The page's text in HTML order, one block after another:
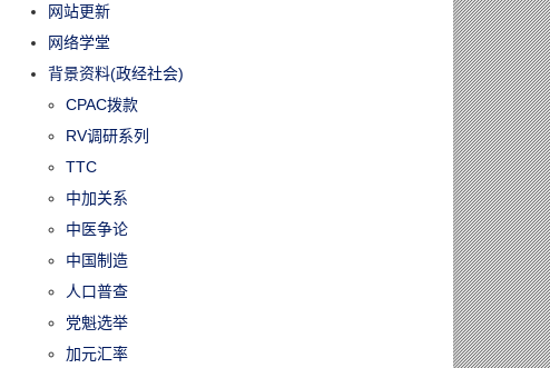
网站更新
网络学堂
背景资料(政经社会)
CPAC拨款
RV调研系列
TTC
中加关系
中医争论
中国制造
人口普查
党魁选举
加元汇率